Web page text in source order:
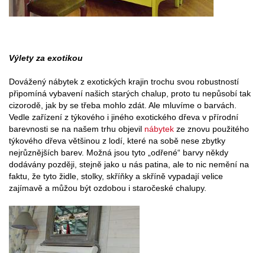
Výlety za exotikou
Dovážený nábytek z exotických krajin trochu svou robustností
připomíná vybavení našich starých chalup, proto tu nepůsobí tak
cizorodě, jak by se třeba mohlo zdát. Ale mluvíme o barvách.
Vedle zařízení z týkového i jiného exotického dřeva v přírodní
barevnosti se na našem trhu objevil nábytek ze znovu použitého
týkového dřeva většinou z lodí, které na sobě nese zbytky
nejrůznějších barev. Možná jsou tyto „odřené“ barvy někdy
dodávány později, stejně jako u nás patina, ale to nic nemění na
faktu, že tyto židle, stolky, skříňky a skříně vypadají velice
zajímavě a můžou být ozdobou i staročeské chalupy.